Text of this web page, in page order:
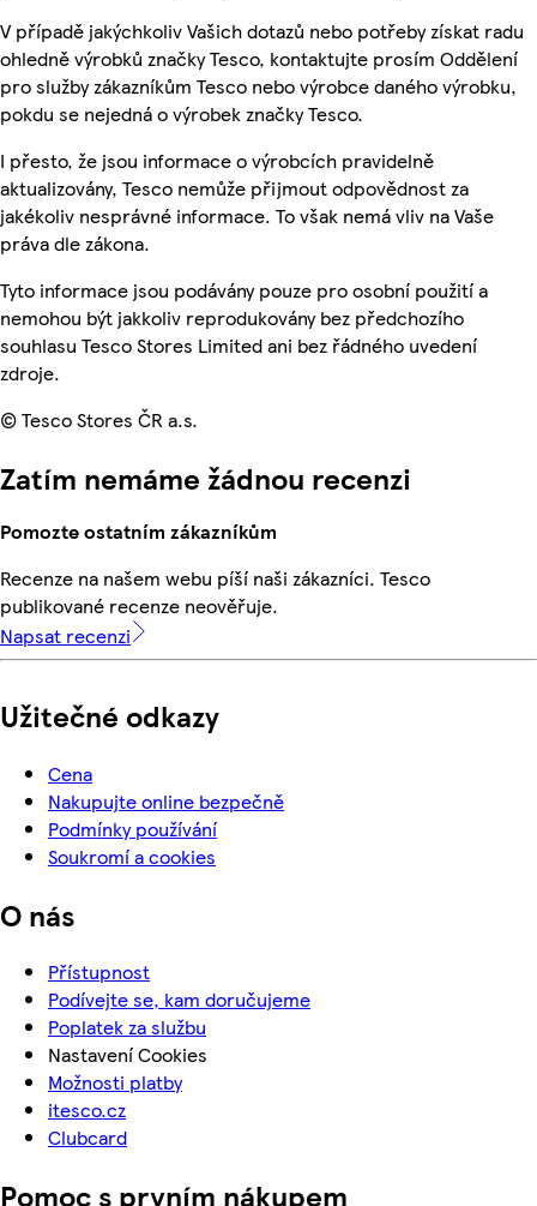
V případě jakýchkoliv Vašich dotazů nebo potřeby získat radu
ohledně výrobků značky Tesco, kontaktujte prosím Oddělení
pro služby zákazníkům Tesco nebo výrobce daného výrobku,
pokdu se nejedná o výrobek značky Tesco.
I přesto, že jsou informace o výrobcích pravidelně
aktualizovány, Tesco nemůže přijmout odpovědnost za
jakékoliv nesprávné informace. To však nemá vliv na Vaše
práva dle zákona.
Tyto informace jsou podávány pouze pro osobní použití a
nemohou být jakkoliv reprodukovány bez předchozího
souhlasu Tesco Stores Limited ani bez řádného uvedení
zdroje.
© Tesco Stores ČR a.s.
Zatím nemáme žádnou recenzi
Pomozte ostatním zákazníkům
Recenze na našem webu píší naši zákazníci. Tesco
publikované recenze neověřuje.
Napsat recenzi
Užitečné odkazy
Cena
Nakupujte online bezpečně
Podmínky používání
Soukromí a cookies
O nás
Přístupnost
Podívejte se, kam doručujeme
Poplatek za službu
Nastavení Cookies
Možnosti platby
itesco.cz
Clubcard
Pomoc s prvním nákupem